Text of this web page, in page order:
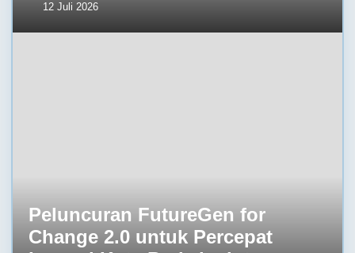
12 Juli 2026
Peluncuran FutureGen for
Change 2.0 untuk Percepat